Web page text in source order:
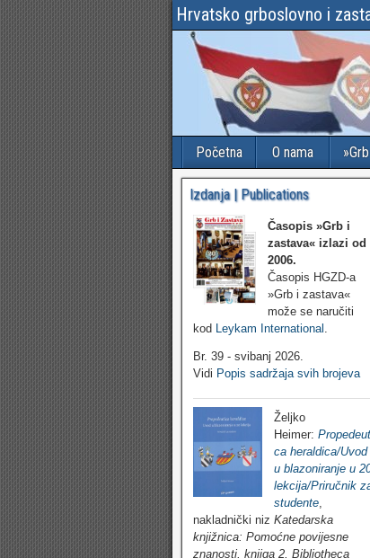
Hrvatsko grboslovno i
Početna O nama
Izdanja | Publications
Časopis »Grb i
zastava« izlazi od
2006.
Časopis HGZD-a
»Grb i zastava«
može se naručiti
kod Leykam International
Br. 39 - svibanj 2026.
Vidi Popis sadržaja svih brojeva
Željko
Heimer:
ca heraldica/Uvod
u blazoniranje u
lekcija/Priručnik
studente,
nakladnički niz Katedarska
knjižnica: Pomoćne povijesne
znanosti, knjiga 2, Bibliotheca